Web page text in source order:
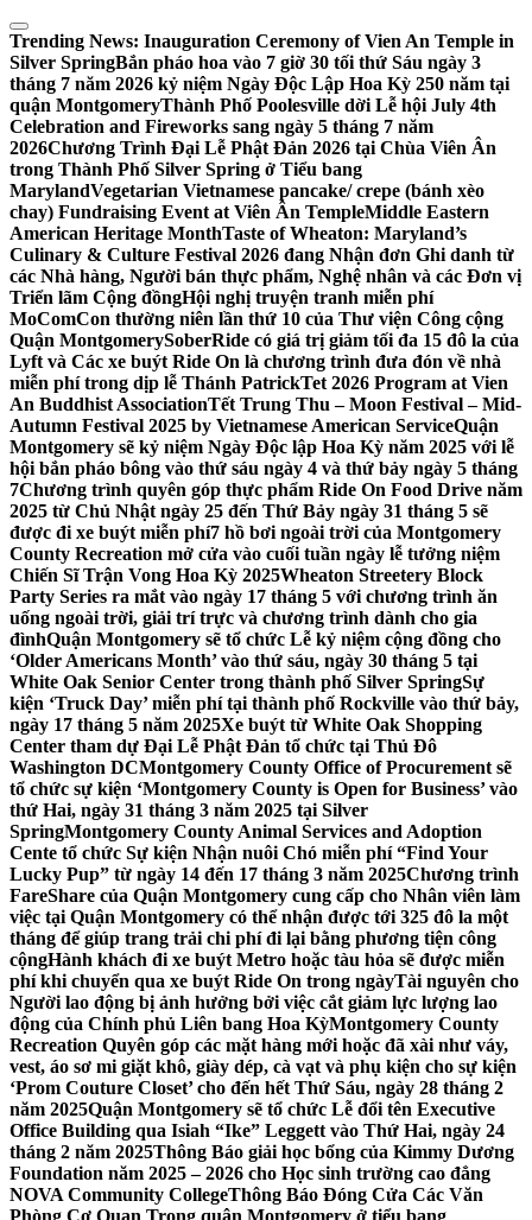
Skip
to
content
Trending News: Inauguration Ceremony of Vien An Temple in
Silver SpringBắn pháo hoa vào 7 giờ 30 tối thứ Sáu ngày 3
tháng 7 năm 2026 kỷ niệm Ngày Độc Lập Hoa Kỳ 250 năm tại
quận MontgomeryThành Phố Poolesville dời Lễ hội July 4th
Celebration and Fireworks sang ngày 5 tháng 7 năm
2026Chương Trình Đại Lễ Phật Đản 2026 tại Chùa Viên Ân
trong Thành Phố Silver Spring ở Tiểu bang
MarylandVegetarian Vietnamese pancake/ crepe (bánh xèo
chay) Fundraising Event at Viên Ân TempleMiddle Eastern
American Heritage MonthTaste of Wheaton: Maryland’s
Culinary & Culture Festival 2026 đang Nhận đơn Ghi danh từ
các Nhà hàng, Người bán thực phẩm, Nghệ nhân và các Đơn vị
Triển lãm Cộng đồngHội nghị truyện tranh miễn phí
MoComCon thường niên lần thứ 10 của Thư viện Công cộng
Quận MontgomerySoberRide có giá trị giảm tối đa 15 đô la của
Lyft và Các xe buýt Ride On là chương trình đưa đón về nhà
miễn phí trong dịp lễ Thánh PatrickTet 2026 Program at Vien
An Buddhist AssociationTết Trung Thu – Moon Festival – Mid-
Autumn Festival 2025 by Vietnamese American ServiceQuận
Montgomery sẽ kỷ niệm Ngày Độc lập Hoa Kỳ năm 2025 với lễ
hội bắn pháo bông vào thứ sáu ngày 4 và thứ bảy ngày 5 tháng
7Chương trình quyên góp thực phẩm Ride On Food Drive năm
2025 từ Chủ Nhật ngày 25 đến Thứ Bảy ngày 31 tháng 5 sẽ
được đi xe buýt miễn phí7 hồ bơi ngoài trời của Montgomery
County Recreation mở cửa vào cuối tuần ngày lễ tưởng niệm
Chiến Sĩ Trận Vong Hoa Kỳ 2025Wheaton Streetery Block
Party Series ra mắt vào ngày 17 tháng 5 với chương trình ăn
uống ngoài trời, giải trí trực và chương trình dành cho gia
đìnhQuận Montgomery sẽ tổ chức Lễ kỷ niệm cộng đồng cho
‘Older Americans Month’ vào thứ sáu, ngày 30 tháng 5 tại
White Oak Senior Center trong thành phố Silver SpringSự
kiện ‘Truck Day’ miễn phí tại thành phố Rockville vào thứ bảy,
ngày 17 tháng 5 năm 2025Xe buýt từ White Oak Shopping
Center tham dự Đại Lễ Phật Đản tổ chức tại Thủ Đô
Washington DCMontgomery County Office of Procurement sẽ
tổ chức sự kiện ‘Montgomery County is Open for Business’ vào
thứ Hai, ngày 31 tháng 3 năm 2025 tại Silver
SpringMontgomery County Animal Services and Adoption
Cente tổ chức Sự kiện Nhận nuôi Chó miễn phí “Find Your
Lucky Pup” từ ngày 14 đến 17 tháng 3 năm 2025Chương trình
FareShare của Quận Montgomery cung cấp cho Nhân viên làm
việc tại Quận Montgomery có thể nhận được tới 325 đô la một
tháng để giúp trang trải chi phí đi lại bằng phương tiện công
cộngHành khách đi xe buýt Metro hoặc tàu hỏa sẽ được miễn
phí khi chuyển qua xe buýt Ride On trong ngàyTài nguyên cho
Người lao động bị ảnh hưởng bởi việc cắt giảm lực lượng lao
động của Chính phủ Liên bang Hoa KỳMontgomery County
Recreation Quyên góp các mặt hàng mới hoặc đã xài như váy,
vest, áo sơ mi giặt khô, giày dép, cà vạt và phụ kiện cho sự kiện
‘Prom Couture Closet’ cho đến hết Thứ Sáu, ngày 28 tháng 2
năm 2025Quận Montgomery sẽ tổ chức Lễ đổi tên Executive
Office Building qua Isiah “Ike” Leggett vào Thứ Hai, ngày 24
tháng 2 năm 2025Thông Báo giải học bổng của Kimmy Dương
Foundation năm 2025 – 2026 cho Học sinh trường cao đẳng
NOVA Community CollegeThông Báo Đóng Cửa Các Văn
Phòng Cơ Quan Trong quận Montgomery ở tiểu bang